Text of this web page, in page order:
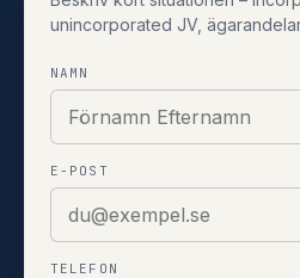
unincorporated JV,
NAMN
E-POST
TELEFON